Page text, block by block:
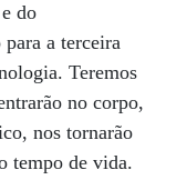
do
a terceira
Teremos
no corpo,
nos tornarão
tempo de vida.